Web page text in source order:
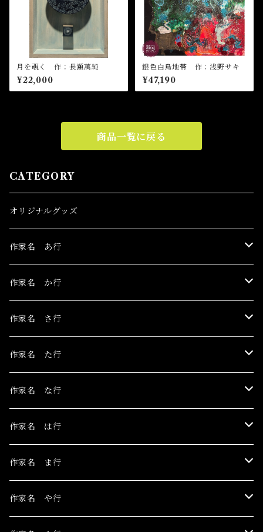
月を覗く 作：長瀬萬純
¥22,000
銀色白鳥地帯 作：浅野サキ
¥47,190
商品一覧に戻る
CATEGORY
オリジナルグッズ
作家名 あ行
伊豫田晃一
浅野サキ
飴屋晶貴
杏ひろと
安藤朱里
石橋J
作家名 か行
黒木美都子
勝田麻子
草羽揺二
川村千紘
北和晃
こみや梢子
作家名 さ行
関野栄美
佐々木茜
菅野まり子
白野有
作家名 た行
玉村のどか
鳥居椿
チェリー木下
丁子紅子
作家名 な行
Toru Nogawa
中島華映
長瀬萬純
作家名 は行
日香里
ピエロピヨ子
作家名 ま行
まちゅまゆ
作家名 や行